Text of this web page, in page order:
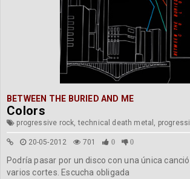
BETWEEN THE BURIED AND ME
Colors
progressive rock, technical death metal,
20-05-2012 701 0 0
Podría pasar por un disco con una única
varios cortes. Escucha obligada